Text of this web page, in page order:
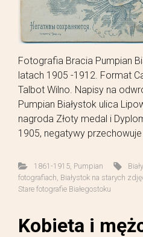
Fotografia Bracia Pumpian
latach 1905 -1912. Format
Talbot Wilno. Napisy na
Pumpian Białystok ulica
nagroda Złoty medal i
1905, negatywy przechowuje
1861-1915, Pumpian
fotografiach Białystok na starych
Stare fotografie Białegostoku
Kobieta i